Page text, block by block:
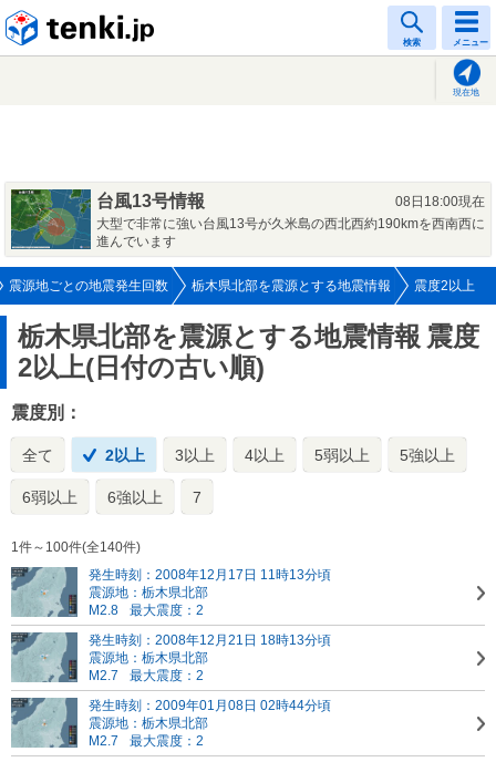
検索 メニュー
現在地
台風13号情報
08日18:00現在
大型で非常に強い台風13号が久米島の西北西約190kmを西南西に
進んでいます
震源地ごとの地震発生回数 栃木県北部を震源とする地震情報 震度2以上
栃木県北部を震源とする地震情報 震度
2以上(日付の古い順)
震度別：
全て 2以上 3以上 4以上 5弱以上 5強以上
6弱以上 6強以上 7
1件～100件(全140件)
発生時刻：2008年12月17日 11時13分頃
震源地：栃木県北部
M2.8
最大震度：2
発生時刻：2008年12月21日 18時13分頃
震源地：栃木県北部
M2.7
最大震度：2
発生時刻：2009年01月08日 02時44分頃
震源地：栃木県北部
M2.7
最大震度：2